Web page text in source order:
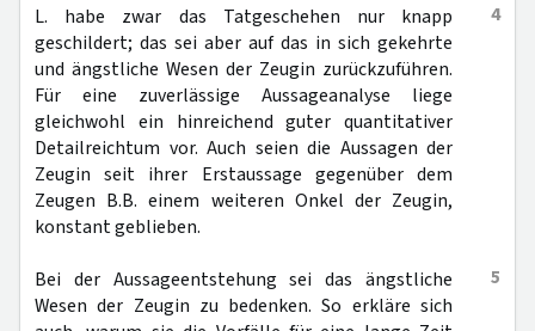
4
L. habe zwar das Tatgeschehen nur knapp
geschildert; das sei aber auf das in sich gekehrte
und ängstliche Wesen der Zeugin zurückzuführen.
Für eine zuverlässige Aussageanalyse liege
gleichwohl ein hinreichend guter quantitativer
Detailreichtum vor. Auch seien die Aussagen der
Zeugin seit ihrer Erstaussage gegenüber dem
Zeugen B.B. einem weiteren Onkel der Zeugin,
konstant geblieben.
5
Bei der Aussageentstehung sei das ängstliche
Wesen der Zeugin zu bedenken. So erkläre sich